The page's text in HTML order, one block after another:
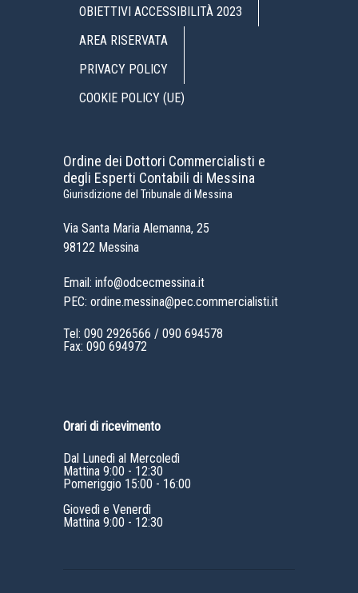
OBIETTIVI ACCESSIBILITÀ 2023
AREA RISERVATA
PRIVACY POLICY
COOKIE POLICY (UE)
Ordine dei Dottori Commercialisti e
degli Esperti Contabili di Messina
Giurisdizione del Tribunale di Messina
Via Santa Maria Alemanna, 25
98122 Messina
Email: info@odcecmessina.it
PEC: ordine.messina@pec.commercialisti.it
Tel: 090 2926566 / 090 694578
Fax: 090 694972
Orari di ricevimento
Dal Lunedì al Mercoledì
Mattina 9:00 - 12:30
Pomeriggio 15:00 - 16:00
Giovedì e Venerdì
Mattina 9:00 - 12:30